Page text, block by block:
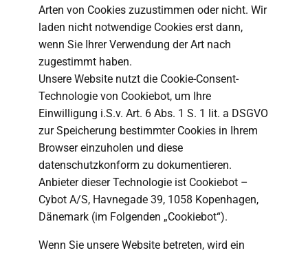
Arten von Cookies zuzustimmen oder nicht. Wir
laden nicht notwendige Cookies erst dann,
wenn Sie Ihrer Verwendung der Art nach
zugestimmt haben.
Unsere Website nutzt die Cookie-Consent-
Technologie von Cookiebot, um Ihre
Einwilligung i.S.v. Art. 6 Abs. 1 S. 1 lit. a DSGVO
zur Speicherung bestimmter Cookies in Ihrem
Browser einzuholen und diese
datenschutzkonform zu dokumentieren.
Anbieter dieser Technologie ist Cookiebot –
Cybot A/S, Havnegade 39, 1058 Kopenhagen,
Dänemark (im Folgenden „Cookiebot“).
Wenn Sie unsere Website betreten, wird ein